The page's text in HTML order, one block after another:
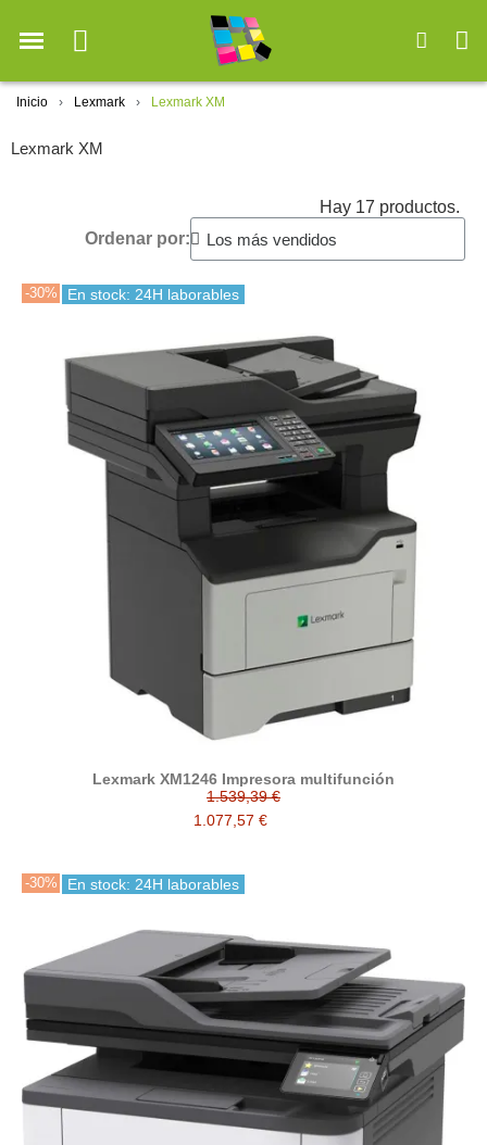
Inicio Lexmark Lexmark XM
Lexmark XM
Hay 17 productos.
Ordenar por:
-30% En stock: 24H laborables
Lexmark XM1246 Impresora multifunción
1.539,39 €
1.077,57 €
-30% En stock: 24H laborables